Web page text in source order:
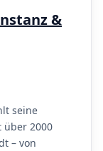
&
seine
über 2000
– von